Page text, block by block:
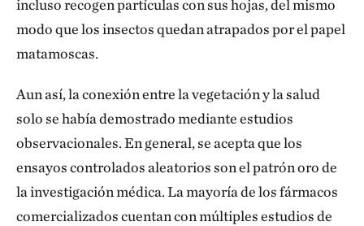
pruebas de que la contaminación del aire también
podría provocar enfermedades cardiacas. Entonces
surgió la pregunta: ¿qué podemos hacer al respecto
se podía hacer era plantar árboles.
¿Qué relación existe entre la contaminación del
aire y las enfermedades cardiovasculares?
Que la contaminación del aire puede aumentar
incluso recogen partículas con sus hojas, del mismo
modo que los insectos quedan atrapados por el papel
matamoscas.
Aun así, la conexión entre la vegetación y la salud
solo se había demostrado mediante estudios
observacionales. En general, se acepta que los
ensayos controlados aleatorios son el patrón oro de
la investigación médica. La mayoría de los fármacos
comercializados cuentan con múltiples estudios de